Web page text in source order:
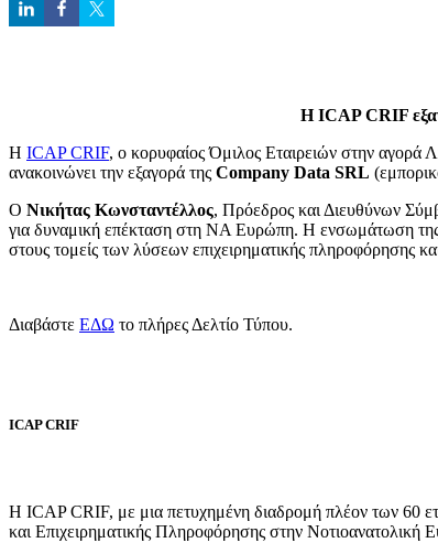
Η ICAP CRIF
Η ICAP CRIF, ο κορυφαίος Όμιλος Εταιρειών στην αγορά
ανακοινώνει την εξαγορά της Company Data SRL
Ο Νικήτας Κωνσταντέλλος, Πρόεδρος και Διευθύνων
για δυναμική επέκταση στη ΝΑ Ευρώπη. Η ενσωμάτωση της
στους τομείς των λύσεων επιχειρηματικής πληροφόρησης
Διαβάστε ΕΔΩ το πλήρες Δελτίο Τύπου.
ICAP CRIF
Η ICAP CRIF, με μια πετυχημένη διαδρομή πλέον των 60
και Επιχειρηματικής Πληροφόρησης στην Νοτιοανατολική